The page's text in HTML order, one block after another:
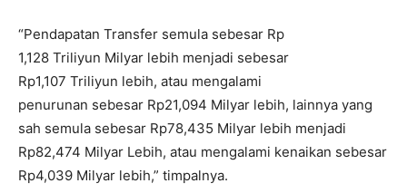
“Pendapatan Transfer semula sebesar Rp
1,128 Triliyun Milyar lebih menjadi sebesar
Rp1,107 Triliyun lebih, atau mengalami
penurunan sebesar Rp21,094 Milyar lebih, lainnya yang
sah semula sebesar Rp78,435 Milyar lebih menjadi
Rp82,474 Milyar Lebih, atau mengalami kenaikan sebesar
Rp4,039 Milyar lebih,” timpalnya.